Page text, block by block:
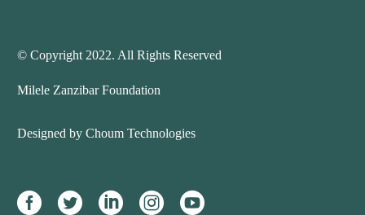
© Copyright 2022. All Rights Reserved
Milele Zanzibar Foundation
Designed by Choum Technologies